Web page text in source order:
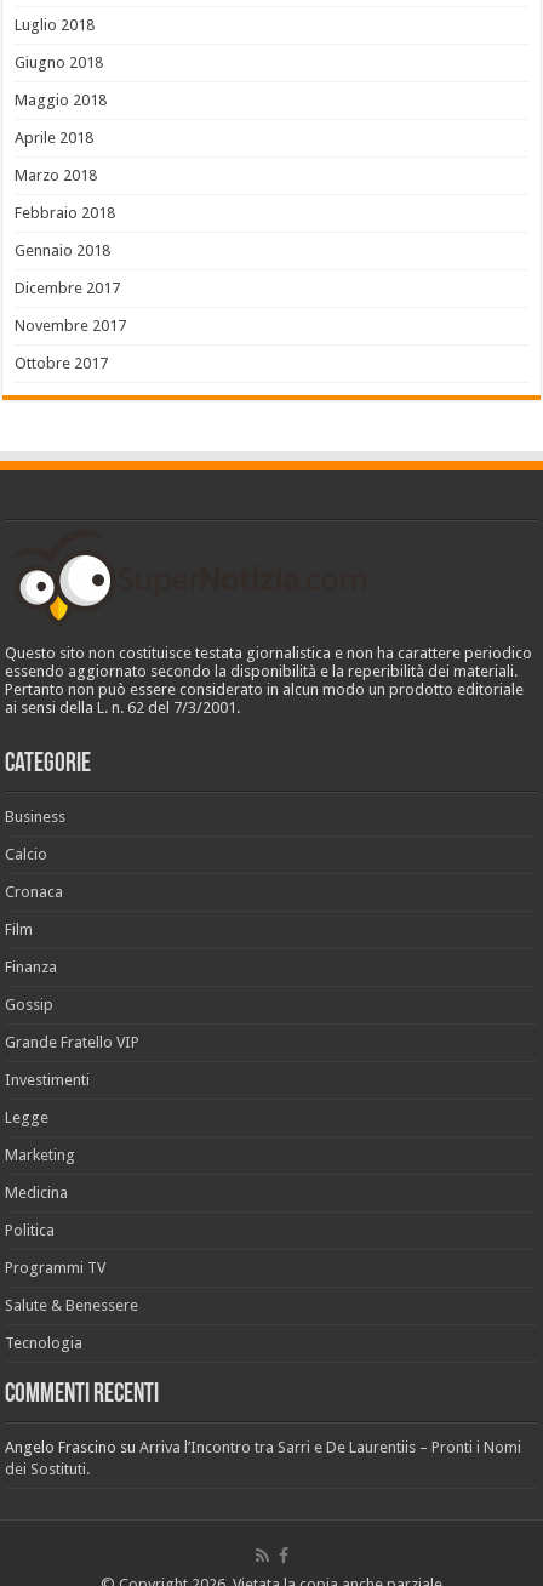
Luglio 2018
Giugno 2018
Maggio 2018
Aprile 2018
Marzo 2018
Febbraio 2018
Gennaio 2018
Dicembre 2017
Novembre 2017
Ottobre 2017
Questo sito non costituisce testata giornalistica e non ha carattere periodico
essendo aggiornato secondo la disponibilità e la reperibilità dei materiali.
Pertanto non può essere considerato in alcun modo un prodotto editoriale
ai sensi della L. n. 62 del 7/3/2001.
Categorie
Business
Calcio
Cronaca
Film
Finanza
Gossip
Grande Fratello VIP
Investimenti
Legge
Marketing
Medicina
Politica
Programmi TV
Salute & Benessere
Tecnologia
Commenti recenti
Angelo Frascino suArriva l’Incontro tra Sarri e De Laurentiis – Pronti i Nomi
dei Sostituti.